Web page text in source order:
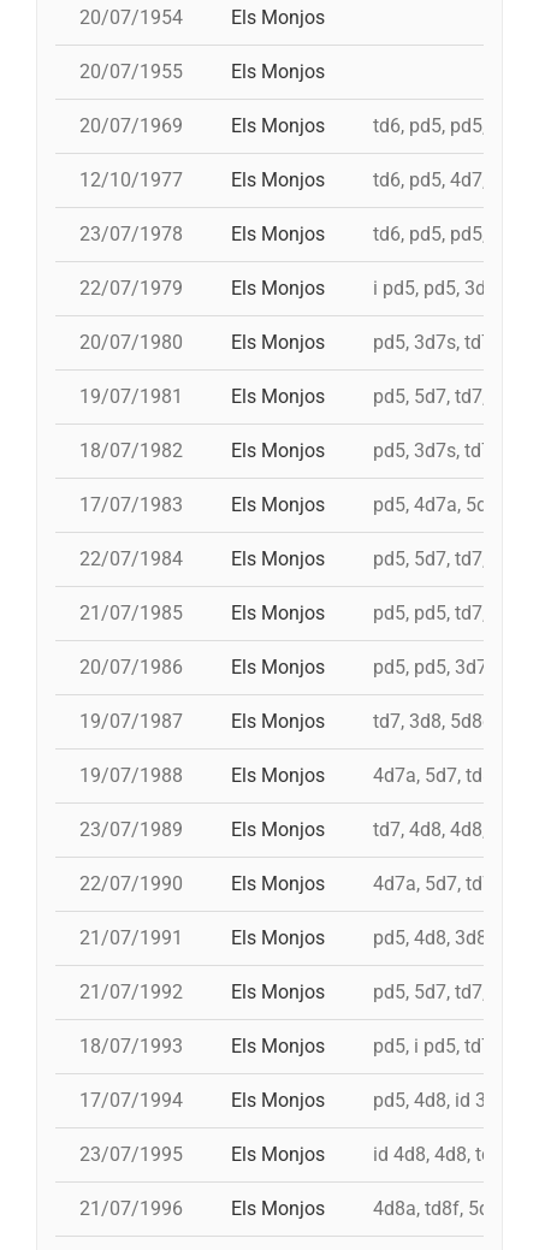
20/07/1954 Els Monjos
20/07/1955 Els Monjos
20/07/1969 Els Monjos td6, pd5, pd5, 4d7
12/10/1977 Els Monjos td6, pd5, 4d7, 3d7,
23/07/1978 Els Monjos td6, pd5, pd5, pd5,
22/07/1979 Els Monjos i pd5, pd5, 3d7s,
20/07/1980 Els Monjos pd5, 3d7s, td7,
19/07/1981 Els Monjos pd5, 5d7, td7, 4d8c
18/07/1982 Els Monjos pd5, 3d7s, td7c,
17/07/1983 Els Monjos pd5, 4d7a, 5d7, i
22/07/1984 Els Monjos pd5, 5d7, td7, 4d8
21/07/1985 Els Monjos pd5, pd5, td7, 4d8,
20/07/1986 Els Monjos pd5, pd5, 3d7s,
19/07/1987 Els Monjos td7, 3d8, 5d8c
19/07/1988 Els Monjos 4d7a, 5d7, td8fc, i
23/07/1989 Els Monjos td7, 4d8, 4d8, 3d8
22/07/1990 Els Monjos 4d7a, 5d7, td7,
21/07/1991 Els Monjos pd5, 4d8, 3d8, td8f
21/07/1992 Els Monjos pd5, 5d7, td7, 3d8c
18/07/1993 Els Monjos pd5, i pd5, td7,
17/07/1994 Els Monjos pd5, 4d8, id 3d8,
23/07/1995 Els Monjos id 4d8, 4d8, td7,
21/07/1996 Els Monjos 4d8a, td8f, 5d8c,